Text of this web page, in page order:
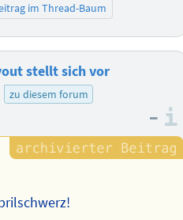
im Thread-Baum
stellt sich vor
zu diesem forum
–